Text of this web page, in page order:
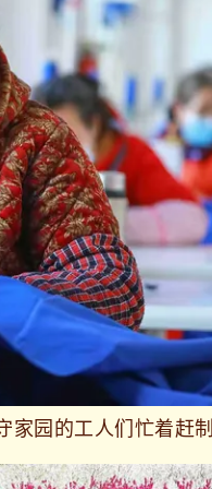
家园的工人们忙着赶